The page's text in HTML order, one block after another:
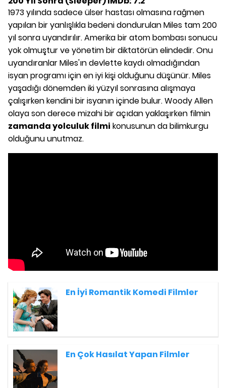
1973 yılında sadece ülser hastası olmasına rağmen
yapılan bir yanlışlıkla bedeni dondurulan Miles tam 200
yıl sonra uyandırılır. Amerika bir atom bombası sonucu
yok olmuştur ve yönetim bir diktatörün elindedir. Onu
uyandıranlar Miles'ın devlette kaydı olmadığından
isyan programı için en iyi kişi olduğunu düşünür. Miles
yaşadığı dönemden iki yüzyıl sonrasına alışmaya
çalışırken kendini bir isyanın içinde bulur. Woody Allen
olaya son derece mizahi bir açıdan yaklaşırken filmin
zamanda yolculuk filmi konusunun da bilimkurgu
olduğunu unutmaz.
En İyi Romantik Komedi Filmler
En Çok Hasılat Yapan Filmler